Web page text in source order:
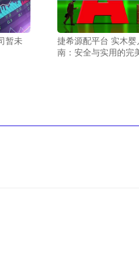
暂未
捷希源配平台 实木
南：安全与实用的完